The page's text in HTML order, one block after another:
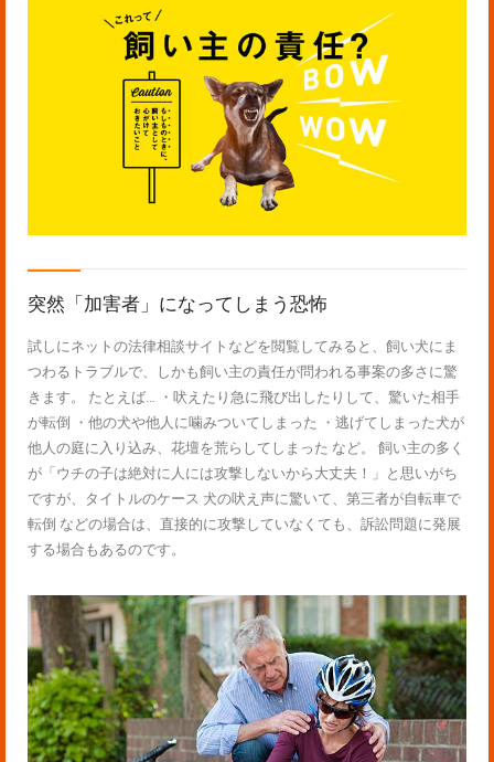
突然「加害者」になってしまう恐怖
試しにネットの法律相談サイトなどを閲覧してみると、飼い犬にま
つわるトラブルで、しかも飼い主の責任が問われる事案の多さに驚
きます。 たとえば… ・吠えたり急に飛び出したりして、驚いた相手
が転倒 ・他の犬や他人に噛みついてしまった ・逃げてしまった犬が
他人の庭に入り込み、花壇を荒らしてしまった など。 飼い主の多く
が「ウチの子は絶対に人には攻撃しないから大丈夫！」と思いがち
ですが、タイトルのケース 犬の吠え声に驚いて、第三者が自転車で
転倒 などの場合は、直接的に攻撃していなくても、訴訟問題に発展
する場合もあるのです。